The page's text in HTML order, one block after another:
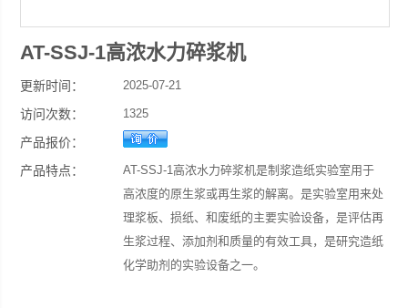
AT-SSJ-1高浓水力碎浆机
更新时间： 2025-07-21
访问次数： 1325
产品报价：
产品特点：
AT-SSJ-1高浓水力碎浆机是制浆造纸实验室用于
高浓度的原生浆或再生浆的解离。是实验室用来处
理浆板、损纸、和废纸的主要实验设备，是评估再
生浆过程、添加剂和质量的有效工具，是研究造纸
化学助剂的实验设备之一。